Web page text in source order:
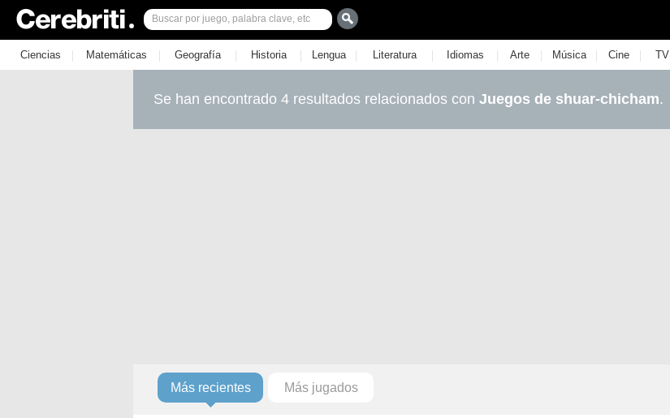
Ciencias | Matemáticas | Geografía | Historia | Lengua | Literatura | Idiomas | Arte | Música | Cine | TV
Se han encontrado 4 resultados relacionados con Juegos de shuar-chicham.
Más recientes Más jugados